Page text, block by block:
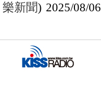
樂新聞) 2025/08/06